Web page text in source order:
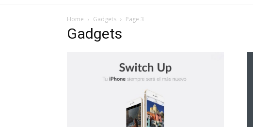
Home Gadgets Page 3
Gadgets